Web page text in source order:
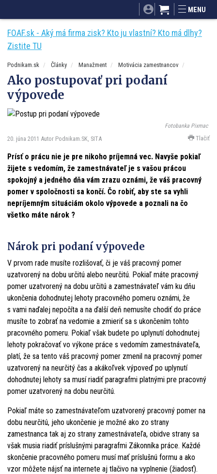
Mnamky-recepty.sk
MENU
FOAF.sk - Aký má firma zisk? Kto ju vlastní? Kto má dlhy?
Zistite TU
Podnikam.sk Články Manažment Motivácia zamestnancov
Ako postupovať pri podaní
výpovede
Fotobanka Pixmac
20. júna 2011 Autor Podnikam.SK, SITA Tlačiť
Prísť o prácu nie je pre nikoho príjemná vec. Navyše pokiaľ
žijete s vedomím, že zamestnávateľ je s vašou prácou
spokojný a jedného dňa vám zrazu oznámi, že váš pracovný
pomer v spoločnosti sa končí. Čo robiť, aby ste sa vyhli
nepríjemným situáciám okolo výpovede a poznali na čo
všetko máte nárok ?
Nárok pri podaní výpovede
V prvom rade musíte rozlišovať, či je váš pracovný pomer
uzatvorený na dobu určitú alebo neurčitú. Pokiaľ máte pracovný
pomer uzatvorený na dobu určitú a zamestnávateľ vám ku dňu
ukončenia dohodnutej lehoty pracovného pomeru oznámi, že
s vami naďalej nepočíta a na ďalší deň nemusíte chodiť do práce
musíte to zobrať na vedomie a zmieriť sa s ukončením tohto
pracovného pomeru. Pokiaľ však budete po uplynutí dohodnutej
lehoty pokračovať vo výkone práce s vedomím zamestnávateľa,
platí, že sa tento váš pracovný pomer zmenil na pracovný pomer
uzatvorený na neurčitý čas a akákoľvek výpoveď po uplynutí
dohodnutej lehoty sa musí riadiť paragrafmi platnými pre pracovný
pomer uzatvorený na dobu neurčitú.
Pokiaľ máte so zamestnávateľom uzatvorený pracovný pomer na
dobu neurčitú, jeho ukončenie je možné ako zo strany
zamestnanca tak aj zo strany zamestnávateľa, obidve strany sa
však musia riadiť príslušnými paragrafmi Zákonníka práce. Každé
skončenie pracovného pomeru musí mať príslušnú formu a ako
vzor môžete nájsť na internete aj tlačivo na vyplnenie (žiadosť).